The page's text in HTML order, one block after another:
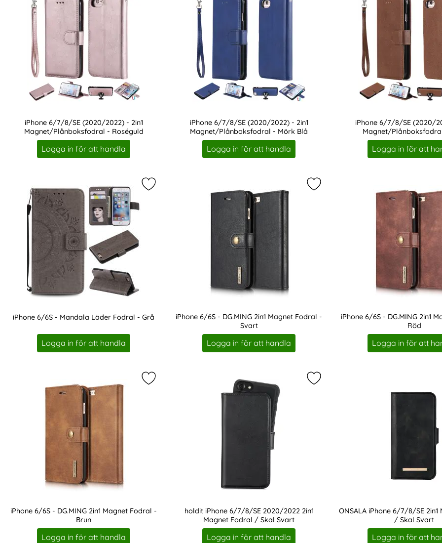
iPhone 6/7/8/SE (2020/2022) - 2in1
Magnet/Plånboksfodral - Roséguld
Art. nr 7751
Logga in för att handla
iPhone 6/7/8/SE (2020/2022) - 2in1
Magnet/Plånboksfodral - Mörk Blå
Art. nr 7752
Logga in för att handla
iPhone 6/7/8/SE (2020/
Magnet/
Art. nr 7754
Logga in för att
iPhone 6/6S - Mandala Läder Fodral - Grå
Art. nr 15754
Logga in för att handla
Markera iPhone 6/6S - Mandala Läder Fodral - Grå som favorit
iPhone 6/6S - DG.MING 2in1 Magnet Fodral -
Svart
Art. nr 16680
Logga in för att handla
Markera iPhone 6/6S - DG.MING
iPhone 6/6S - DG.MING 2in1
Röd
Art. nr 16681
Logga in för att
iPhone 6/6S - DG.MING 2in1 Magnet Fodral -
Brun
Art. nr 16683
Logga in för att handla
Markera iPhone 6/6S - DG.MING 2in1 Magnet Fodral - Brun som favorit
holdit iPhone 6/7/8/SE 2020/2022 2in1
Magnet Fodral / Skal Svart
Art. nr 19218
Logga in för att handla
ONSALA iPhone 6/7/8/SE
/ Skal Svart
Art. nr 207299
Logga in för att